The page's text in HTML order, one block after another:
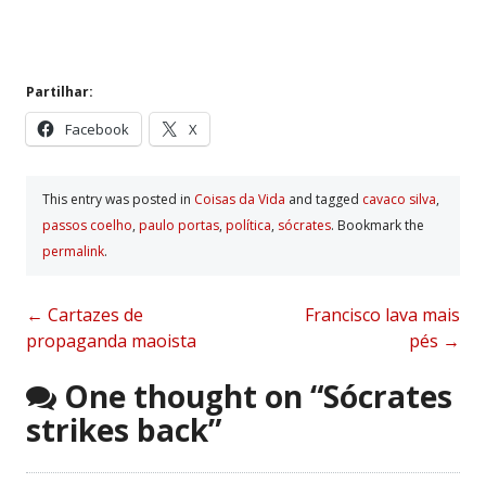
Partilhar:
Facebook X
This entry was posted in Coisas da Vida and tagged cavaco silva,
passos coelho, paulo portas, polí­tica, sócrates. Bookmark the
permalink.
Post
navigation
← Cartazes de
propaganda maoista
Francisco lava mais
pés →
One thought on “Sócrates
strikes back”